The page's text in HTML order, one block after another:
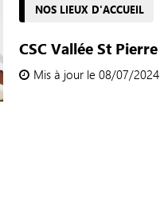
NOS LIEUX D'ACCUEIL
CSC Vallée St Pierre
Mis à jour le 08/07/2024